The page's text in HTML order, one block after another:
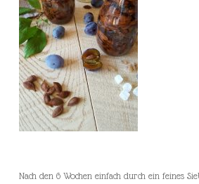
Nach den 6 Wochen einfach durch ein feines